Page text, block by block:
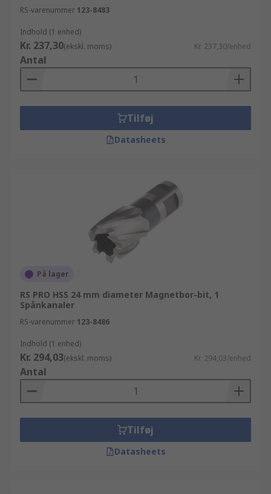
RS-varenummer 123-8483
Indhold (1 enhed)
Kr. 237,30(ekskl. moms) Kr. 237,30/enhed
Antal
Tilføj
Datasheets
På lager
RS PRO HSS 24 mm diameter Magnetbor-bit, 1
Spånkanaler
RS-varenummer 123-8486
Indhold (1 enhed)
Kr. 294,03(ekskl. moms) Kr. 294,03/enhed
Antal
Tilføj
Datasheets